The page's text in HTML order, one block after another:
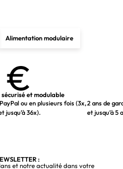
87 mm
Alimentation modulaire
sécurisé et modulable
ou en plusieurs fois (3x,
jusqu’à 36x).
2 ans de
et jusqu’à 5
:
et notre actualité dans votre